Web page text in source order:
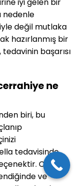
iyi gelen bir
nedenle
değil mutlaka
hazırlanmış bir
başarısı
ne
biri, bu
tedavisinde
Cerrahi
ve